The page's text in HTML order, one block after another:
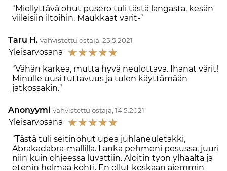
Miellyttävä ohut pusero tuli tästä langasta, kesän
viileisiin iltoihin. Maukkaat värit-
Taru H. vahvistettu ostaja, 25.5.2021
Yleisarvosana ☆☆☆☆☆
Vähän karkea, mutta hyvä neulottava. Ihanat värit!
Minulle uusi tuttavuus ja tulen käyttämään
jatkossakin.
Anonyymi vahvistettu ostaja, 14.5.2021
Yleisarvosana ☆☆☆☆☆
Tästä tuli seitinohut upea juhlaneuletakki,
Abrakadabra-mallilla. Lanka pehmeni pesussa, juuri
niin kuin ohjeessa luvattiin. Aloitin työn ylhäältä ja
etenin helmaa kohti. En ollut koskaan aiemmin